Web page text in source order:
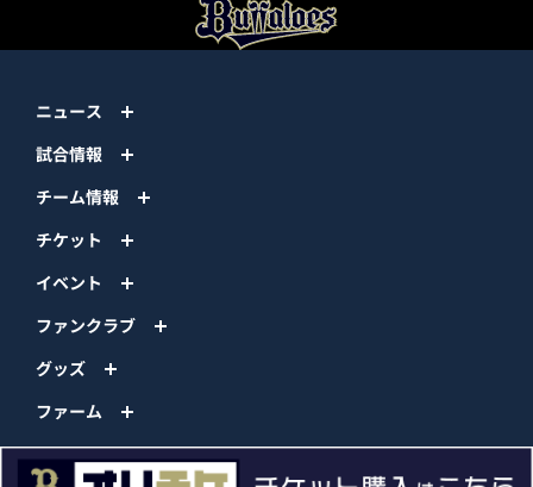
ニュース
試合情報
チーム情報
チケット
イベント
ファンクラブ
グッズ
ファーム
エンタメ